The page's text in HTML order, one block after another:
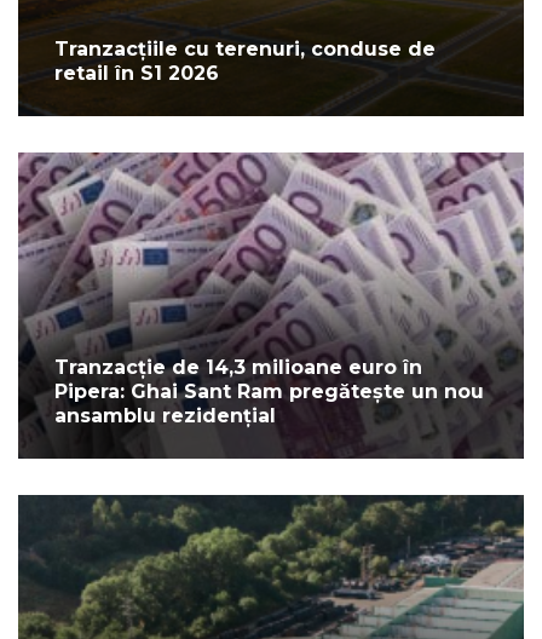
Tranzacțiile cu terenuri, conduse de
retail în S1 2026
Tranzacție de 14,3 milioane euro în
Pipera: Ghai Sant Ram pregătește un nou
ansamblu rezidențial